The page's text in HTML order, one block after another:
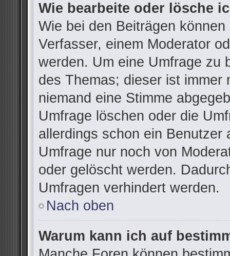
Wie bearbeite oder lösche
Wie bei den Beiträgen
Verfasser, einem Moderator
werden. Um eine Umfrage zu
des Themas; dieser ist immer
niemand eine Stimme
Umfrage löschen oder die
allerdings schon ein Benutzer
Umfrage nur noch von
oder gelöscht werden.
Umfragen verhindert werden.
Nach oben
Warum kann ich auf